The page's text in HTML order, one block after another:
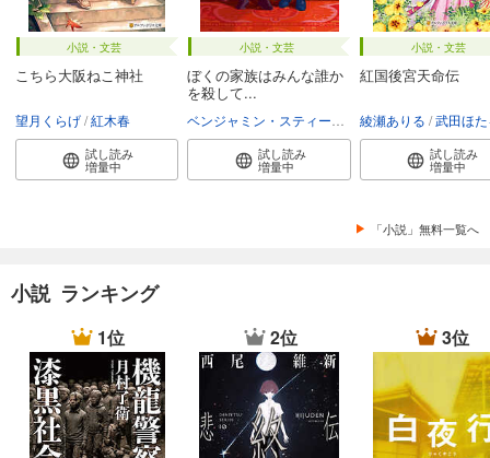
小説・文芸
こちら大阪ねこ神社
望月くらげ 紅木春
試し読み
増量中
小説・文芸
ぼくの家族はみんな誰か
を殺して...
富永和子
試し読み
増量中
小説・文芸
紅国後宮天命伝
綾瀬ありる 武田ほ
試し読み
増量中
「小説」無料一覧へ
小説 ランキング
1位 2位 3位